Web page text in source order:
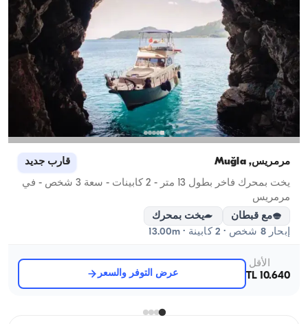
مرمريس, Muğla قارب جديد
يخت بمحرك فاخر بطول 13 متر - 2 كابينات - سعة 3 شخص - في
مرمريس
مع قبطان
يخت بمحرك
إبحار 8 شخص · 2 كابينة · 13.00m
الأقل
10.640 TL
عرض التوفر والسعر